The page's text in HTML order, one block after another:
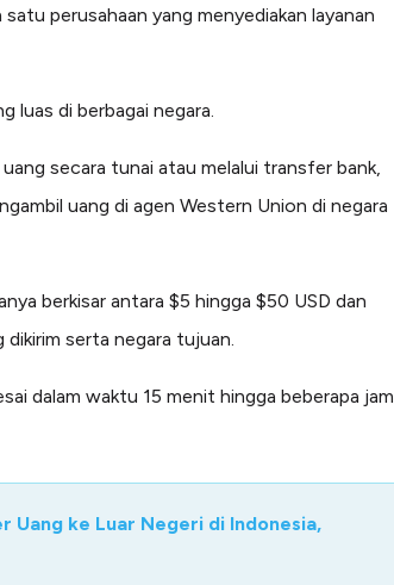
perusahaan yang menyediakan layanan
luas di berbagai negara.
secara tunai atau melalui transfer bank,
uang di agen Western Union di negara
berkisar antara $5 hingga $50 USD dan
serta negara tujuan.
dalam waktu 15 menit hingga beberapa jam
Uang ke Luar Negeri di Indonesia,